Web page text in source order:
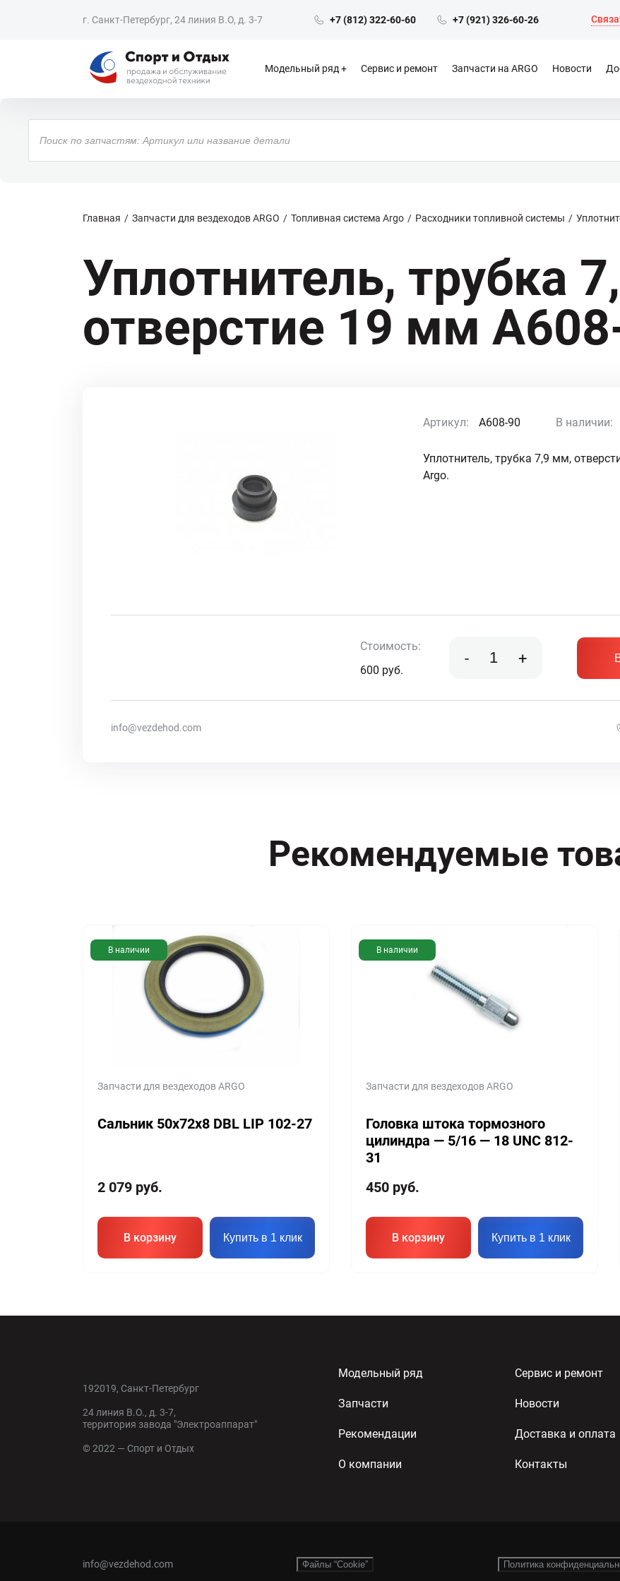
г. Санкт-Петербург, 24 линия В.О, д. 3-7 +7 (812) 322-60-60 +7 (921) 326-60-26
Модельный ряд Сервис и ремонт Запчасти на ARGO Новости
Поиск
товаров
Главная Запчасти для вездеходов ARGO Топливная система Argo Расходники топливной системы
Уплотнитель, трубка
отверстие 19 мм
Артикул: A608-90 В наличии:
Уплотнитель, трубка 7,9 мм,
Argo.
Стоимость:
600 руб.
- +
info@vezdehod.com
Рекомендуемые
В наличии
Запчасти для вездеходов ARGO
Сальник 50x72x8 DBL LIP 102-27
2 079 руб.
В корзину Купить в 1 клик
В наличии
Запчасти для вездеходов ARGO
Головка штока тормозного
цилиндра — 5/16 — 18 UNC 812-
31
450 руб.
В корзину Купить в 1 клик
Модельный ряд Сервис и ремонт
Запчасти Новости
Рекомендации Доставка и оплата
О компании Контакты
192019, Санкт-Петербург
24 линия В.О., д. 3-7,
территория завода "Электроаппарат"
© 2022 — Спорт и Отдых
info@vezdehod.com Файлы “Cookie” Политика